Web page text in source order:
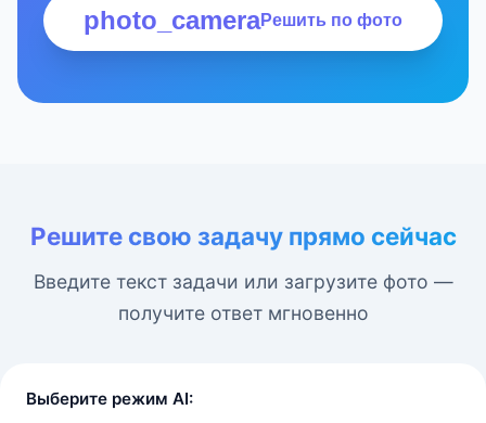
photo_cameraРешить по фото
Решите свою задачу прямо сейчас
Введите текст задачи или загрузите фото —
получите ответ мгновенно
Выберите режим AI: